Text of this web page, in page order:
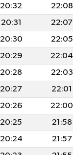
20:32
22:08
20:31
22:07
20:30
22:05
20:29
22:04
20:28
22:03
20:27
22:01
20:26
22:00
20:25
21:58
20:24
21:57